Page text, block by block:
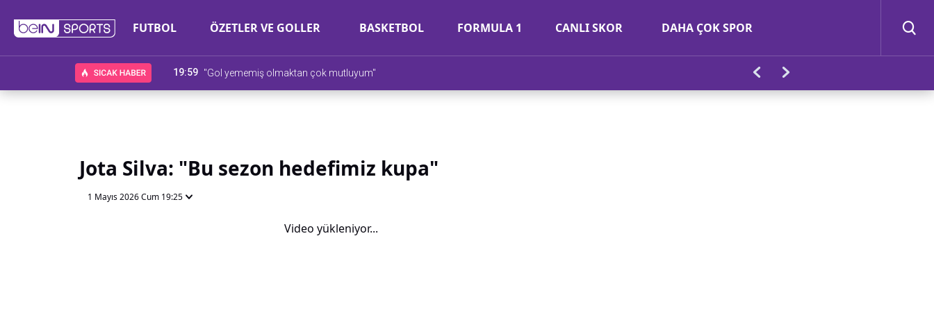
FUTBOL ÖZETLER VE GOLLER BASKETBOL FORMULA 1 CANLI SKOR DAHA ÇOK SPOR
19:59 "Gol yememiş olmaktan çok mutluyum"
Jota Silva: "Bu sezon hedefimiz kupa"
1 Mayıs 2026 Cum 19:25
Video yükleniyor...